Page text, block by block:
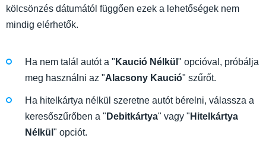
kölcsönzés dátumától függően ezek a lehetőségek nem
mindig elérhetők.
Ha nem talál autót a " Kaució Nélkül " opcióval, próbálja
meg használni az "Alacsony Kaució" szűrőt.
Ha hitelkártya nélkül szeretne autót bérelni, válassza a
keresőszűrőben a " Debitkártya" vagy " Hitelkártya
Nélkül " opciót.